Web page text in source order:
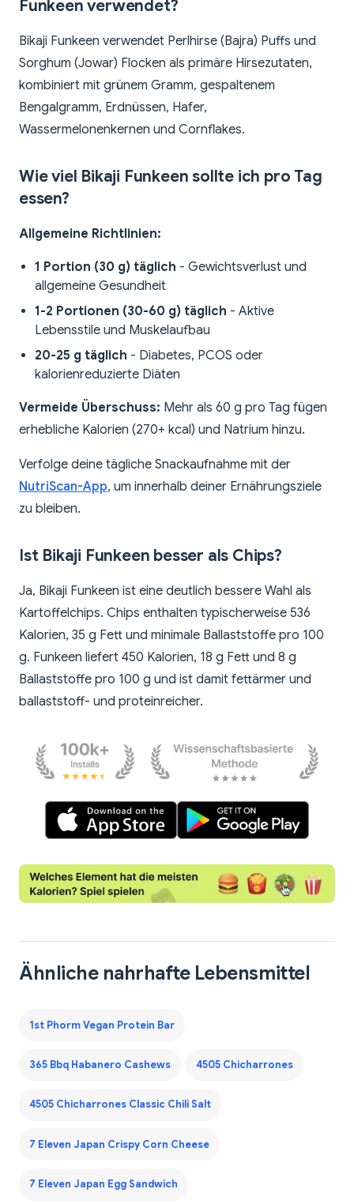
Funkeen verwendet?
Bikaji Funkeen verwendet Perlhirse (Bajra) Puffs und
Sorghum (Jowar) Flocken als primäre Hirsezutaten,
kombiniert mit grünem Gramm, gespaltenem
Bengalgramm, Erdnüssen, Hafer,
Wassermelonenkernen und Cornflakes.
Wie viel Bikaji Funkeen sollte ich pro Tag
essen?
Allgemeine Richtlinien:
1 Portion (30 g) täglich - Gewichtsverlust und
allgemeine Gesundheit
1-2 Portionen (30-60 g) täglich - Aktive
Lebensstile und Muskelaufbau
20-25 g täglich - Diabetes, PCOS oder
kalorienreduzierte Diäten
Vermeide Überschuss: Mehr als 60 g pro Tag fügen
erhebliche Kalorien (270+ kcal) und Natrium hinzu.
Verfolge deine tägliche Snackaufnahme mit der
NutriScan-App, um innerhalb deiner Ernährungsziele
zu bleiben.
Ist Bikaji Funkeen besser als Chips?
Ja, Bikaji Funkeen ist eine deutlich bessere Wahl als
Kartoffelchips. Chips enthalten typischerweise 536
Kalorien, 35 g Fett und minimale Ballaststoffe pro 100
g. Funkeen liefert 450 Kalorien, 18 g Fett und 8 g
Ballaststoffe pro 100 g und ist damit fettärmer und
ballaststoff- und proteinreicher.
Ähnliche nahrhafte Lebensmittel
1st Phorm Vegan Protein Bar
365 Bbq Habanero Cashews 4505 Chicharrones
4505 Chicharrones Classic Chili Salt
7 Eleven Japan Crispy Corn Cheese
7 Eleven Japan Egg Sandwich